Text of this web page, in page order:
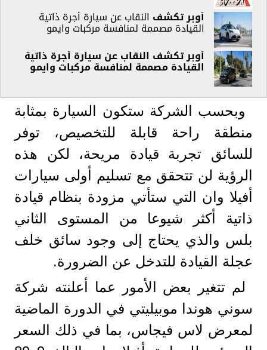
أوبرتكشف النقاب عن سيارة أجرة ذاتية
القيادة مصممة لمنافسة مركبات وايمو
أوبر تكشف النقاب عن سيارة أجرة ذاتية
القيادة مصممة لمنافسة مركبات وايمو
وبحسب الشركة ستكون السيارة بمثابة
منطقة راحة قابلة للتخصيص، توفر
للسائق تجربة قيادة مريحة، لكن هذه
الرؤية لن تتحقق مع تسليم أولى سيارات
أفيلا وان التي ستأتي مزودة بنظام قيادة
ذاتية أكثر شيوعا من المستوى الثاني
بلس والذي يحتاج إلى وجود سائق خلف
عجلة القيادة للتدخل عن الضرورة.
لم تتغير بعض الأمور عما أعلنته شركة
سوني هوندا موبيليتي في الدورة الماضية
لمعرض لاس فيجاس، بما في ذلك السعر